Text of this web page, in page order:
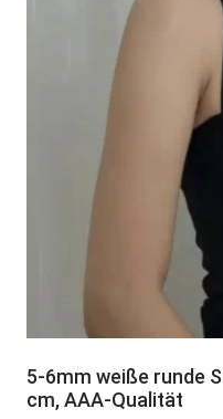
5-6mm weiße runde
cm, AAA-Qualität